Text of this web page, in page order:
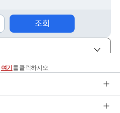
여기 를 클릭하시오.